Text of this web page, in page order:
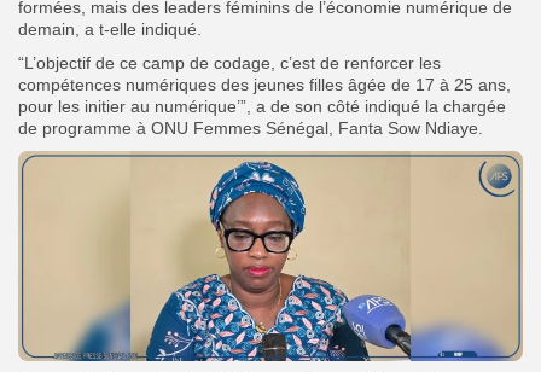
formées, mais des leaders féminins de l’économie numérique de
demain, a t-elle indiqué.
“L’objectif de ce camp de codage, c’est de renforcer les
compétences numériques des jeunes filles âgée de 17 à 25 ans,
pour les initier au numérique’”, a de son côté indiqué la chargée
de programme à ONU Femmes Sénégal, Fanta Sow Ndiaye.